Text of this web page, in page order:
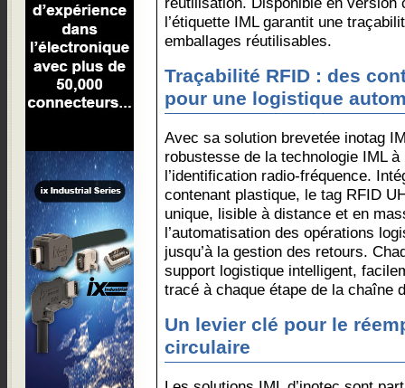
l’étiquette IML garantit une
emballages réutilisables.
Traçabilité RFID : des
pour une logistique
Avec sa solution brevetée inotag
robustesse de la technologie IML
l’identification radio-fréquence.
contenant plastique, le tag RFID
unique, lisible à distance et en
l’automatisation des opérations
jusqu’à la gestion des retours.
support logistique intelligent,
tracé à chaque étape de la chaîne
Un levier clé pour le
circulaire